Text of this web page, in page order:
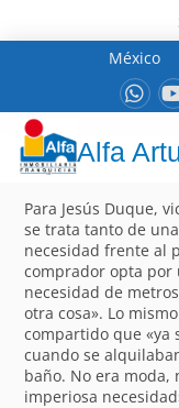
México
Alfa
Para Jesús Duque,
se trata tanto de
necesidad frente al
comprador opta por
necesidad de
otra cosa». Lo
compartido que «ya
cuando se
baño. No era moda,
imperiosa